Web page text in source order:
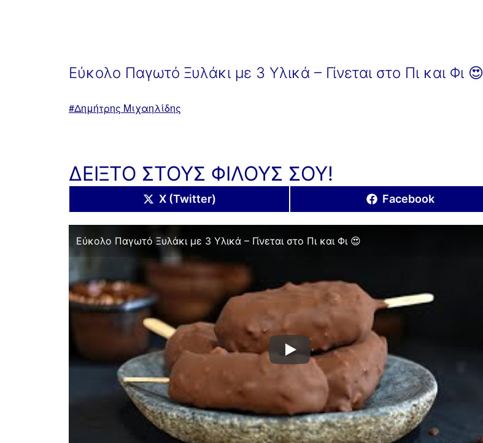
Εύκολο Παγωτό Ξυλάκι με 3 Υλικά – Γίνεται στο Πι και Φι 😍
ΜεΔημήτρης Μιχαηλίδης
ΔΕΙΞΤΟ ΣΤΟΥΣ ΦΙΛΟΥΣ ΣΟΥ!
Share
on
X (Twitter)
Share
on
Facebook
Εύκολο Παγωτό Ξυλάκι με 3 Υλικά – Γίνεται στο Πι και Φι 😍